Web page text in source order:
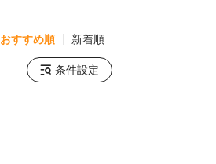
おすすめ順 新着順
条件設定